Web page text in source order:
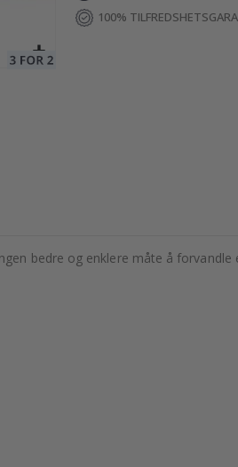
100%
bedre og enklere måte å